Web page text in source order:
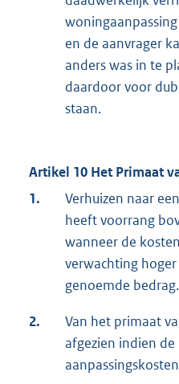
en de aanvrager
anders was in te
daardoor voor
staan.
Artikel 10 Het Primaat
1.
Verhuizen naar
heeft voorrang
wanneer de
verwachting
genoemde bedrag.
2.
Van het primaat
afgezien indien